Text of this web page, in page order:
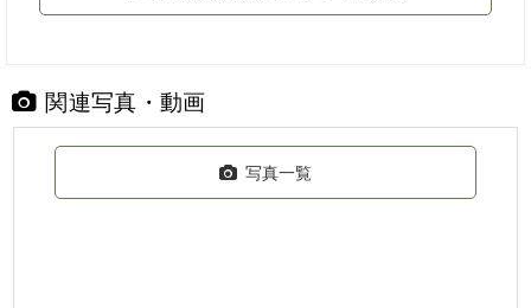
関連写真・動画
写真一覧